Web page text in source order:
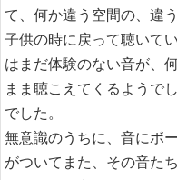
て、何か違う空間の、違
子供の時に戻って聴いて
はまだ体験のない音が、
まま聴こえてくるようで
でした。
無意識のうちに、音にボ
がついてまた、その音た